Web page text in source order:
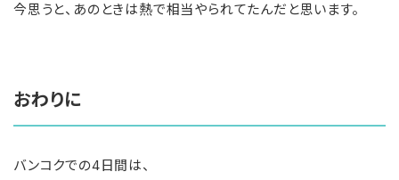
今思うと、あのときは熱で相当やられてたんだと思います。
おわりに
バンコクでの4日間は、